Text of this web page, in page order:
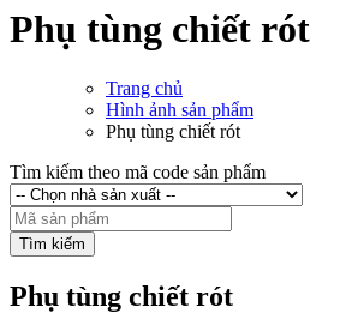
Phụ tùng chiết rót
Trang chủ
Hình ảnh sản phẩm
Phụ tùng chiết rót
Tìm kiếm theo mã code sản phẩm
Tìm kiếm
Phụ tùng chiết rót